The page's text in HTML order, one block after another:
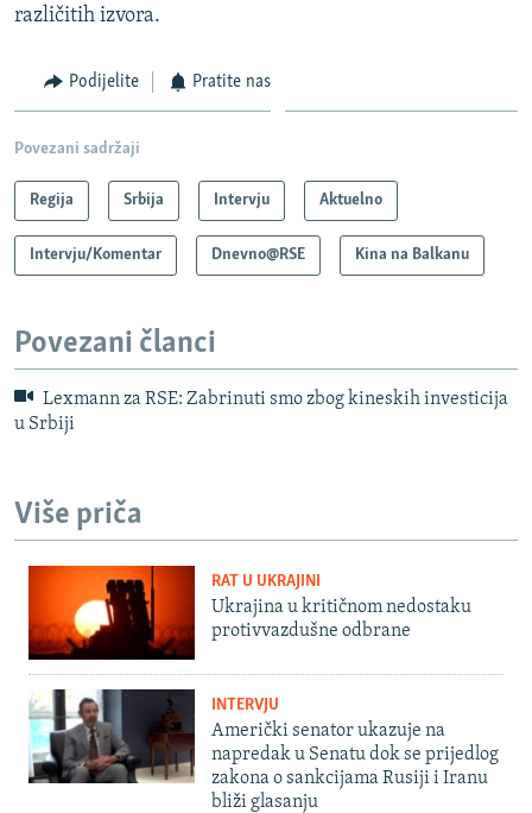
različitih izvora.
Podijelite Pratite nas
Povezani sadržaji
Regija Srbija Intervju Aktuelno
Intervju/Komentar Dnevno@RSE Kina na Balkanu
Povezani članci
Lexmann za RSE: Zabrinuti smo zbog kineskih investicija
u Srbiji
Više priča
RAT U UKRAJINI
Ukrajina u kritičnom nedostaku
protivvazdušne odbrane
INTERVJU
Američki senator ukazuje na
napredak u Senatu dok se prijedlog
zakona o sankcijama Rusiji i Iranu
bliži glasanju